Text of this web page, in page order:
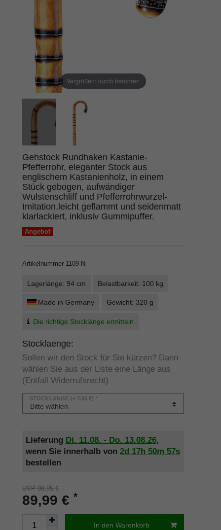
Vergrößern durch berühren
Gehstock Rundhaken Kastanie-
Pfefferrohr, eleganter Stock aus
englischem Kastanienholz, in einem
Stück gebogen, aufwändiger
Wulstenschliff und Pfefferrohrwurzel-
Imitation,leicht geflammt und seidenmatt
klarlackiert, inklusiv Gummipuffer.
Angebot
Artikelnummer 1109-N
Lagerlänge: 94 cm Belastbarkeit: 100 kg
Made in Germany Gewicht: 320 g
Die richtige Stocklänge ermitteln
Stocklaenge:
Sollen wir den Stock für Sie kürzen? Dann
wählen Sie aus der Liste eine Länge aus
(Entfall Widerrufsrecht)
STOCKLÄNGE (+ 7,95 €) *
Lieferung Di. 11.08. - Do. 13.08.26,
wenn Sie innerhalb von 2d 17h 50m 57s
bestellen
UVP 98,95 €
89,99 € *
In den Warenkorb